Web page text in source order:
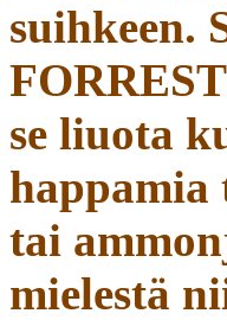
suihkeen.
se liuota
happamia
tai
mielestä